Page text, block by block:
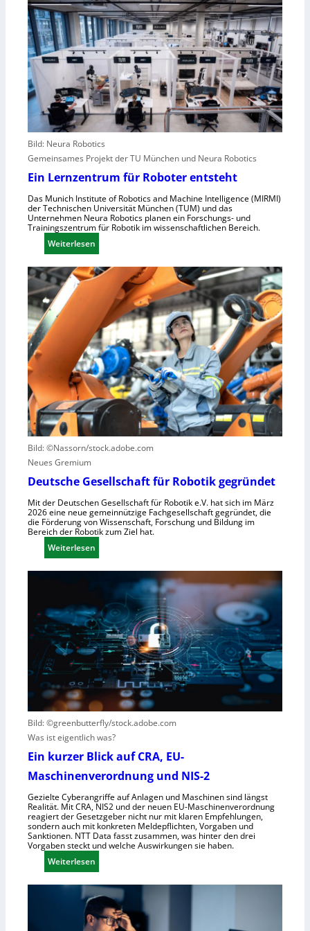
e
u
r
o
p
a
a
c
h
s
e
l
l
n
s
n
e
l
r
z
u
n
u
t
z
n
e
A
n
g
e
i
f
r
d
u
s
t
i
e
S
t
e
u
e
r
u
g
y
s
t
e
e
s
V
i
s
i
e
n
e
h
m
n
Bild: Neura Robotics
Gemeinsames Projekt der TU München und Neura Robotics
Ein Lernzentrum für Roboter entsteht
Das Munich Institute of Robotics and Machine Intelligence (MIRMI)
der Technischen Universität München (TUM) und das
Unternehmen Neura Robotics planen ein Forschungs- und
Trainingszentrum für Robotik im wissenschaftlichen Bereich.
Weiterlesen
E
i
r
n
z
e
n
t
r
m
R
o
b
e
n
t
s
t
e
t
Bild: ©Nassorn/stock.adobe.com
Neues Gremium
Deutsche Gesellschaft für Robotik gegründet
Mit der Deutschen Gesellschaft für Robotik e.V. hat sich im März
2026 eine neue gemeinnützige Fachgesellschaft gegründet, die
die Förderung von Wissenschaft, Forschung und Bildung im
Bereich der Robotik zum Ziel hat.
Weiterlesen
D
t
s
c
h
e
G
s
e
l
c
h
a
f
t
f
R
b
Bild: ©greenbutterfly/stock.adobe.com
Was ist eigentlich was?
Ein kurzer Blick auf CRA, EU-
Maschinenverordnung und NIS-2
Gezielte Cyberangriffe auf Anlagen und Maschinen sind längst
Realität. Mit CRA, NIS2 und der neuen EU-Maschinenverordnung
reagiert der Gesetzgeber nicht nur mit klaren Empfehlungen,
sondern auch mit konkreten Meldepflichten, Vorgaben und
Sanktionen. NTT Data fasst zusammen, was hinter den drei
Vorgaben steckt und welche Auswirkungen sie haben.
Weiterlesen
E
i
k